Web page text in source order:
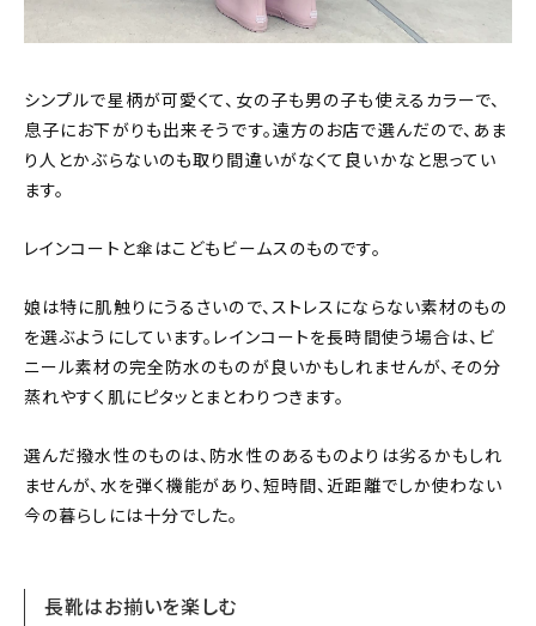
シンプルで星柄が可愛くて、女の子も男の子も使えるカラーで、
息子にお下がりも出来そうです。 遠方のお店で選んだので、あま
り人とかぶらないのも取り間違いがなくて良いかなと思ってい
ます。
レインコートと傘はこどもビームスのものです。
娘は特に肌触りにうるさいので、ストレスにならない素材のもの
を選ぶようにしています。レインコートを長時間使う場合は、ビ
ニール素材の完全防水のものが良いかもしれませんが、その分
蒸れやすく肌にピタッとまとわりつきます。
選んだ撥水性のものは、防水性のあるものよりは劣るかもしれ
ませんが、水を弾く機能があり、短時間、近距離でしか使わない
今の暮らしには十分でした。
長靴はお揃いを楽しむ